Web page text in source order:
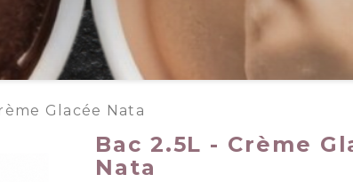
Glacée Nata
Bac 2.5L - Crème
Nata